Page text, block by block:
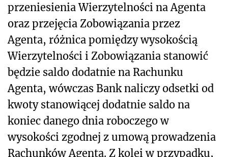
przeniesienia Wierzytelności na Agenta
oraz przejęcia Zobowiązania przez
Agenta, różnica pomiędzy wysokością
Wierzytelności i Zobowiązania stanowić
będzie saldo dodatnie na Rachunku
Agenta, wówczas Bank naliczy odsetki od
kwoty stanowiącej dodatnie saldo na
koniec danego dnia roboczego w
wysokości zgodnej z umową prowadzenia
Rachunków Agenta. Z kolei w przypadku,